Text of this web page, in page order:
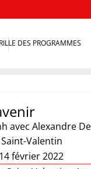
DES PROGRAMMES
avec Alexandre
Valentin
février 2022